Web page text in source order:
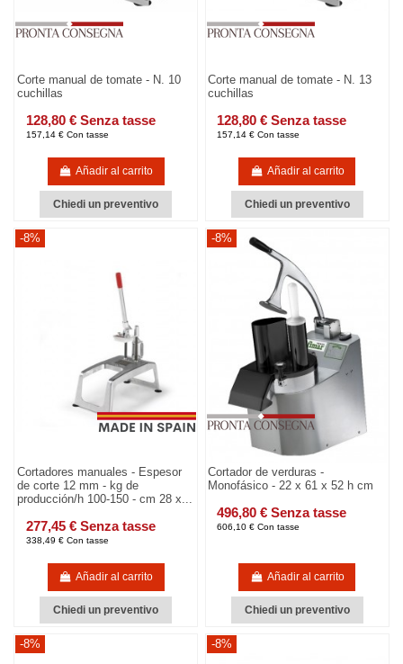
Corte manual de tomate - N. 10
cuchillas
128,80 € Senza tasse
157,14 € Con tasse
Añadir al carrito
Chiedi un preventivo
Corte manual de tomate - N. 13
cuchillas
128,80 € Senza tasse
157,14 € Con tasse
Añadir al carrito
Chiedi un preventivo
-8%
Cortadores manuales - Espesor
de corte 12 mm - kg de
producción/h 100-150 - cm 28 x...
277,45 € Senza tasse
338,49 € Con tasse
Añadir al carrito
Chiedi un preventivo
-8%
Cortador de verduras -
Monofásico - 22 x 61 x 52 h cm
496,80 € Senza tasse
606,10 € Con tasse
Añadir al carrito
Chiedi un preventivo
-8% -8%